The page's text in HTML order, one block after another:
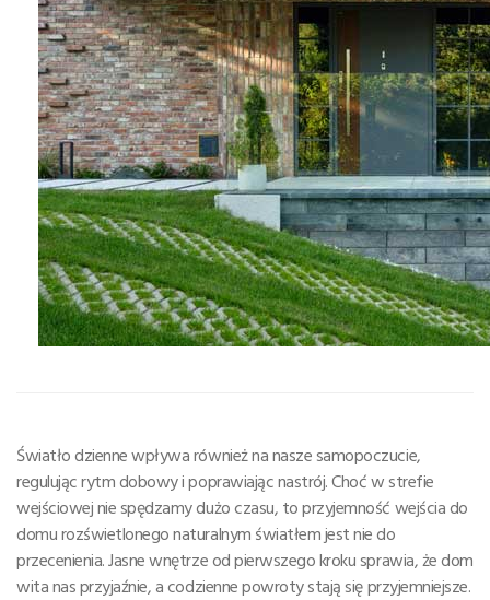
Światło dzienne wpływa również na nasze samopoczucie,
regulując rytm dobowy i poprawiając nastrój. Choć w strefie
wejściowej nie spędzamy dużo czasu, to przyjemność wejścia do
domu rozświetlonego naturalnym światłem jest nie do
przecenienia. Jasne wnętrze od pierwszego kroku sprawia, że dom
wita nas przyjaźnie, a codzienne powroty stają się przyjemniejsze.